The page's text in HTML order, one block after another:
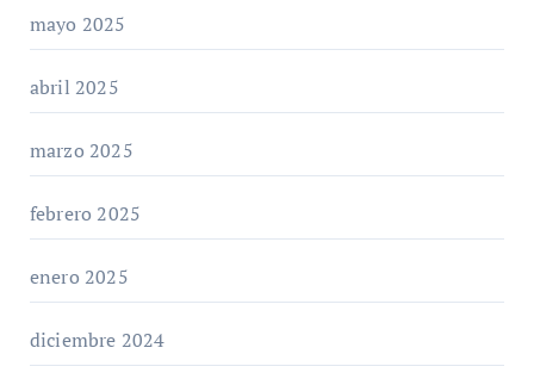
mayo 2025
abril 2025
marzo 2025
febrero 2025
enero 2025
diciembre 2024